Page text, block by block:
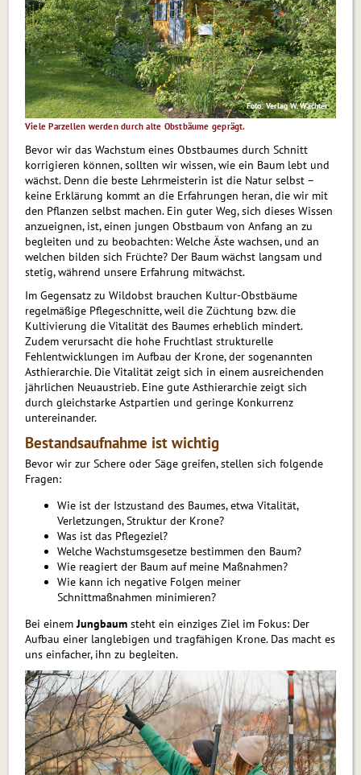
Foto: Verlag W. Wächter
Viele Parzellen werden durch alte Obstbäume geprägt.
Bevor wir das Wachstum eines Obstbaumes durch Schnitt
korrigieren können, sollten wir wissen, wie ein Baum lebt und
wächst. Denn die beste Lehrmeisterin ist die Natur selbst –
keine Erklärung kommt an die Erfahrungen heran, die wir mit
den Pflanzen selbst machen. Ein guter Weg, sich dieses Wissen
anzueignen, ist, einen jungen Obstbaum von Anfang an zu
begleiten und zu beobachten: Welche Äste wachsen, und an
welchen bilden sich Früchte? Der Baum wächst langsam und
stetig, während unsere Erfahrung mitwächst.
Im Gegensatz zu Wildobst brauchen Kultur-Obstbäume
regelmäßige Pflegeschnitte, weil die Züchtung bzw. die
Kultivierung die Vitalität des Baumes erheblich mindert.
Zudem verursacht die hohe Fruchtlast strukturelle
Fehlentwicklungen im Aufbau der Krone, der sogenannten
Asthierarchie. Die Vitalität zeigt sich in einem ausreichenden
jährlichen Neuaustrieb. Eine gute Asthierarchie zeigt sich
durch gleichstarke Astpartien und geringe Konkurrenz
untereinander.
Bestandsaufnahme ist wichtig
Bevor wir zur Schere oder Säge greifen, stellen sich folgende
Fragen:
Wie ist der Istzustand des Baumes, etwa Vitalität,
Verletzungen, Struktur der Krone?
Was ist das Pflegeziel?
Welche Wachstumsgesetze bestimmen den Baum?
Wie reagiert der Baum auf meine Maßnahmen?
Wie kann ich negative Folgen meiner
Schnittmaßnahmen minimieren?
Bei einemJungbaum steht ein einziges Ziel im Fokus: Der
Aufbau einer langlebigen und tragfähigen Krone. Das macht es
uns einfacher, ihn zu begleiten.